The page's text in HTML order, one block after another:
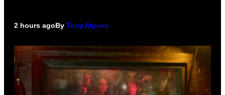
2 hours agoBy Tony Alpsen